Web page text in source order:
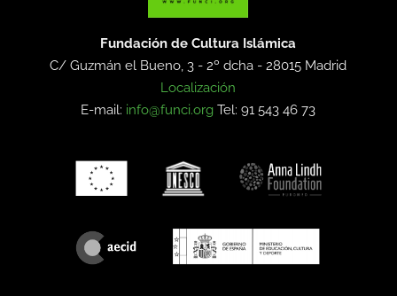
Fundación de Cultura Islámica
C/ Guzmán el Bueno, 3 - 2º dcha -28015 Madrid
Localización
E-mail: info@funci.org Tel: 91 543 46 73